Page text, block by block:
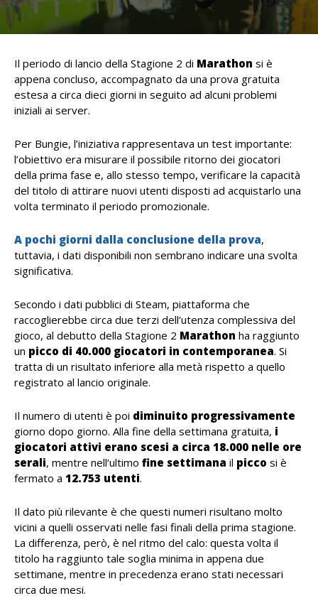
Il periodo di lancio della Stagione 2 di Marathon si è
appena concluso, accompagnato da una prova gratuita
estesa a circa dieci giorni in seguito ad alcuni problemi
iniziali ai server.
Per Bungie, l’iniziativa rappresentava un test importante:
l’obiettivo era misurare il possibile ritorno dei giocatori
della prima fase e, allo stesso tempo, verificare la capacità
del titolo di attirare nuovi utenti disposti ad acquistarlo una
volta terminato il periodo promozionale.
A pochi giorni dalla conclusione della prova,
tuttavia, i dati disponibili non sembrano indicare una svolta
significativa.
Secondo i dati pubblici di Steam, piattaforma che
raccoglierebbe circa due terzi dell’utenza complessiva del
gioco, al debutto della Stagione 2 Marathon ha raggiunto
un picco di 40.000 giocatori in contemporanea. Si
tratta di un risultato inferiore alla metà rispetto a quello
registrato al lancio originale.
Il numero di utenti è poi diminuito progressivamente
giorno dopo giorno. Alla fine della settimana gratuita, i
giocatori attivi erano scesi a circa 18.000 nelle ore
serali, mentre nell’ultimo fine settimana il picco si è
fermato a 12.753 utenti.
Il dato più rilevante è che questi numeri risultano molto
vicini a quelli osservati nelle fasi finali della prima stagione.
La differenza, però, è nel ritmo del calo: questa volta il
titolo ha raggiunto tale soglia minima in appena due
settimane, mentre in precedenza erano stati necessari
circa due mesi.